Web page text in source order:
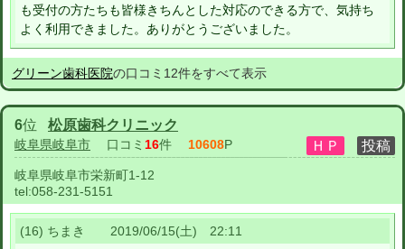
も受付の方たちも皆様きちんとした対応のできる方で、気持ち
よく利用できました。ありがとうございました。
グリーン歯科医院の口コミ12件をすべて表示
6位 松原歯科クリニック
岐阜県岐阜市 口コミ 16件 10608P
岐阜県岐阜市栄新町1-12
tel:058-231-5151
(16) ちまき 2019/06/15(土) 22:11